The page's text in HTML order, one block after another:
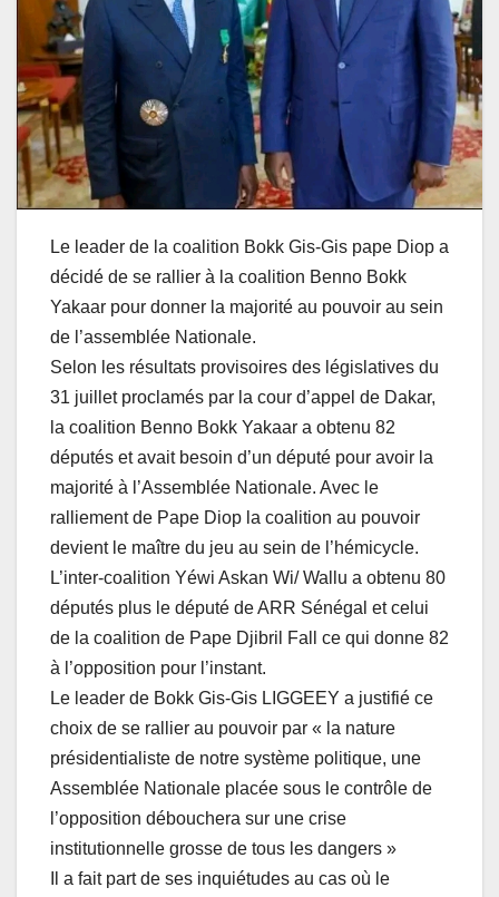
Le leader de la coalition Bokk Gis-Gis pape Diop a
décidé de se rallier à la coalition Benno Bokk
Yakaar pour donner la majorité au pouvoir au sein
de l’assemblée Nationale.
Selon les résultats provisoires des législatives du
31 juillet proclamés par la cour d’appel de Dakar,
la coalition Benno Bokk Yakaar a obtenu 82
députés et avait besoin d’un député pour avoir la
majorité à l’Assemblée Nationale. Avec le
ralliement de Pape Diop la coalition au pouvoir
devient le maître du jeu au sein de l’hémicycle.
L’inter-coalition Yéwi Askan Wi/ Wallu a obtenu 80
députés plus le député de ARR Sénégal et celui
de la coalition de Pape Djibril Fall ce qui donne 82
à l’opposition pour l’instant.
Le leader de Bokk Gis-Gis LIGGEEY a justifié ce
choix de se rallier au pouvoir par « la nature
présidentialiste de notre système politique, une
Assemblée Nationale placée sous le contrôle de
l’opposition débouchera sur une crise
institutionnelle grosse de tous les dangers »
Il a fait part de ses inquiétudes au cas où le